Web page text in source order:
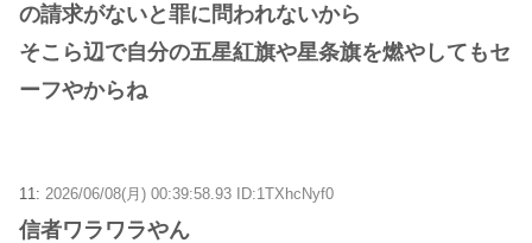
の請求がないと罪に問われないから
そこら辺で自分の五星紅旗や星条旗を燃やしてもセ
ーフやからね
11: 2026/06/08(月) 00:39:58.93 ID:1TXhcNyf0
信者ワラワラやん